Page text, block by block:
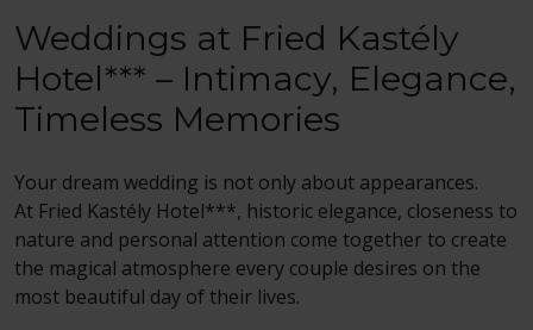
Weddings at Fried Kastély
Hotel*** – Intimacy, Elegance,
Timeless Memories
Your dream wedding is not only about appearances.
At Fried Kastély Hotel***, historic elegance, closeness to
nature and personal attention come together to create
the magical atmosphere every couple desires on the
most beautiful day of their lives.